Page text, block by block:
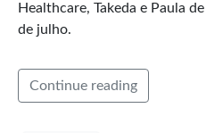
Healthcare, Takeda e Paula
de julho.
Continue reading